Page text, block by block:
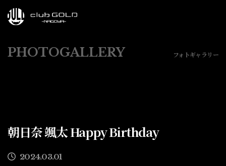
PHOTOGALLERY フォトギャラリー
朝日奈 颯太 Happy Birthday
2024.03.01